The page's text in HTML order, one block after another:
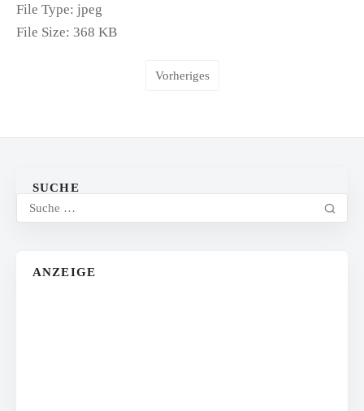
File Type: jpeg
File Size: 368 KB
Vorheriges
SUCHE
ANZEIGE